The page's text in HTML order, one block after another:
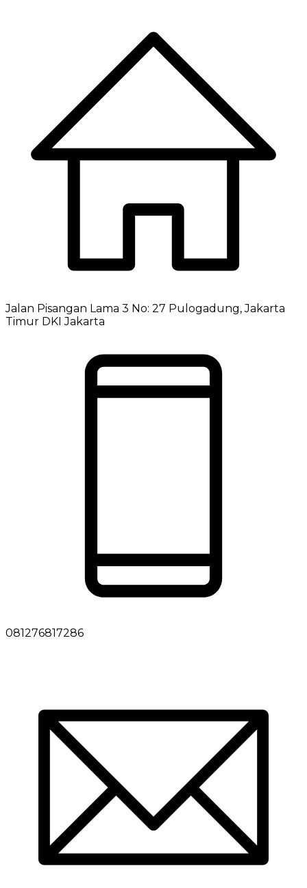
Jalan Pisangan Lama 3 No: 27 Pulogadung, Jakarta
Timur DKI Jakarta
081276817286